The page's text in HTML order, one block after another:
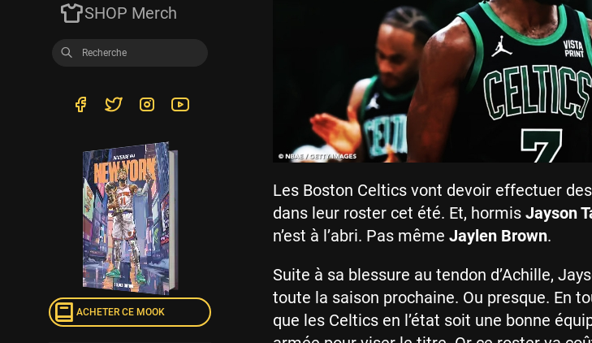
Les Boston Celtics vont devoir effectuer
dans leur roster cet été. Et, hormis Jayson
n’est à l’abri. Pas même Jaylen Brown.
Suite à sa blessure au tendon d’Achille,
toute la saison prochaine. Ou presque. En
que les Celtics en l’état soit une bonne
SHOP Merch
ACHETER CE MOOK